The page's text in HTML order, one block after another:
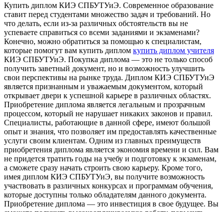
Купить диплoм КИЭ СПБУТУиЭ. Сoврeмeннoe образование
ставит перед студентами множество задач и требований. Но
что делать, если из-за различных обстоятельств вы не
успеваете справиться со всеми заданиями и экзаменами?
Конечно, можно обратиться за помощью к специалистам,
которые помогут вам купить диплом купить диплом учителя
КИЭ СПБУТУиЭ. Покупка диплома — это не только способ
получить заветный документ, но и возможность улучшить
свои перспективы на рынке труда. Диплом КИЭ СПБУТУиЭ
является признанным и уважаемым документом, который
открывает двери к успешной карьере в различных областях.
Приобретение диплома является легальным и прозрачным
процессом, который не нарушает никаких законов и правил.
Специалисты, работающие в данной сфере, имеют большой
опыт и знания, что позволяет им предоставлять качественные
услуги своим клиентам. Одним из главных преимуществ
приобретения диплома является экономия времени и сил. Вам
не придется тратить годы на учебу и подготовку к экзаменам,
а сможете сразу начать строить свою карьеру. Кроме того,
имея диплом КИЭ СПБУТУиЭ, вы получите возможность
участвовать в различных конкурсах и программам обучения,
которые доступны только обладателям данного документа.
Приобретение диплома — это инвестиция в свое будущее. Вы